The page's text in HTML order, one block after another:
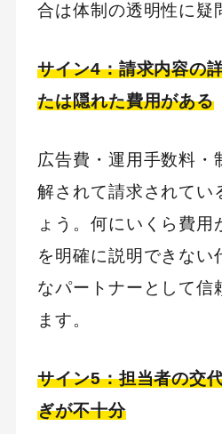
合は体制の透明性に疑
サイン4：請求内容の
たは隠れた費用がある
広告費・運用手数料・
解されて請求されてい
ょう。何にいくら費
を明確に説明できない
なパートナーとして信
ます。
サイン5：担当者の交
ぎが不十分